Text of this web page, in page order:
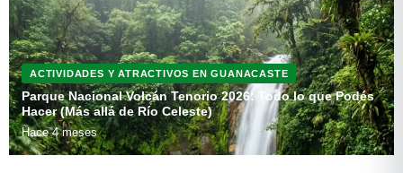
ACTIVIDADES Y ATRACTIVOS EN GUANACASTE
Parque Nacional Volcán Tenorio 2026: Todo lo que Podés
Hacer (Más allá de Río Celeste)
Hace 4 meses